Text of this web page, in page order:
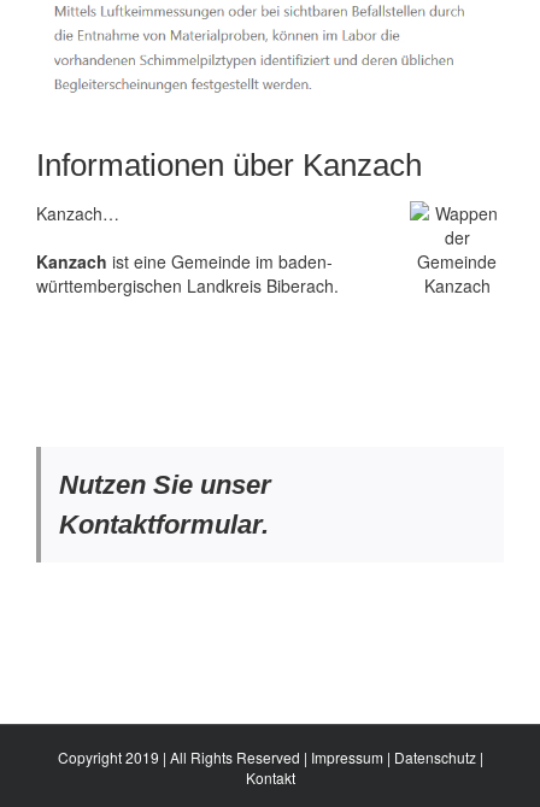
Informationen über Kanzach
Kanzach…
Kanzach ist eine Gemeinde im baden-
württembergischen Landkreis Biberach.
Nutzen Sie unser
Kontaktformular.
Copyright 2019 | All Rights Reserved | Impressum | Datenschutz|
Kontakt